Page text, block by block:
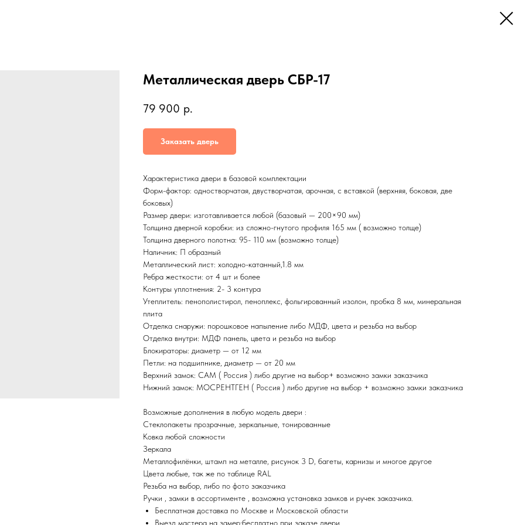
Металлическая дверь СБР-17
79 900 р.
Заказать дверь
Характеристика двери в базовой комплектации
Форм-фактор: одностворчатая, двустворчатая, арочная, с вставкой (верхняя, боковая, две
боковых)
Размер двери: изготавливается любой (базовый — 200×90 мм)
Толщина дверной коробки: из сложно-гнутого профиля 165 мм ( возможно толще)
Толщина дверного полотна: 95- 110 мм (возможно толще)
Наличник: П образный
Металлический лист: холодно-катанный,1.8 мм
Ребра жесткости: от 4 шт и более
Контуры уплотнения: 2- 3 контура
Утеплитель: пенополистирол, пеноплекс, фольгированный изолон, пробка 8 мм, минеральная
плита
Отделка снаружи: порошковое напыление либо МДФ, цвета и резьба на выбор
Отделка внутри: МДФ панель, цвета и резьба на выбор
Блокираторы: диаметр — от 12 мм
Петли: на подшипнике, диаметр — от 20 мм
Верхний замок: САМ ( Россия ) либо другие на выбор+ возможно замки заказчика
Нижний замок: МОСРЕНТГЕН ( Россия ) либо другие на выбор + возможно замки заказчика
Возможные дополнения в любую модель двери :
Стеклопакеты прозрачные, зеркальные, тонированные
Ковка любой сложности
Зеркала
Металлофилёнки, штамп на металле, рисунок 3 D, багеты, карнизы и многое другое
Цвета любые, так же по таблице RAL
Резьба на выбор, либо по фото заказчика
Ручки , замки в ассортименте , возможна установка замков и ручек заказчика.
Бесплатная доставка по Москве и Московской области
Выезд мастера на замер:бесплатно при заказе двери